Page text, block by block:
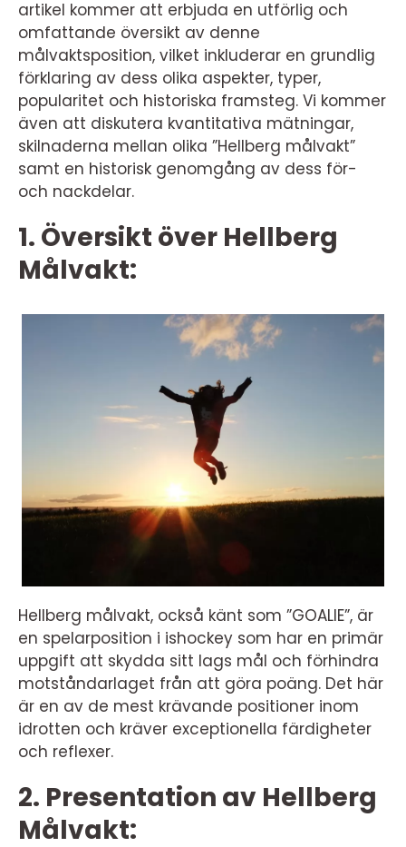
artikel kommer att erbjuda en utförlig och
omfattande översikt av denne
målvaktsposition, vilket inkluderar en grundlig
förklaring av dess olika aspekter, typer,
popularitet och historiska framsteg. Vi kommer
även att diskutera kvantitativa mätningar,
skilnaderna mellan olika ”Hellberg målvakt”
samt en historisk genomgång av dess för-
och nackdelar.
1. Översikt över Hellberg
Målvakt:
Hellberg målvakt, också känt som ”GOALIE”, är
en spelarposition i ishockey som har en primär
uppgift att skydda sitt lags mål och förhindra
motståndarlaget från att göra poäng. Det här
är en av de mest krävande positioner inom
idrotten och kräver exceptionella färdigheter
och reflexer.
2. Presentation av Hellberg
Målvakt: